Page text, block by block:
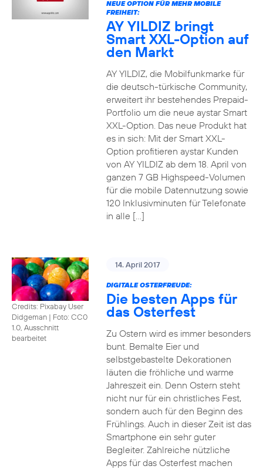
NEUE OPTION FÜR MEHR MOBILE
FREIHEIT:
AY YILDIZ bringt
Smart XXL-Option auf
den Markt
AY YILDIZ, die Mobilfunkmarke für
die deutsch-türkische Community,
erweitert ihr bestehendes Prepaid-
Portfolio um die neue aystar Smart
XXL-Option. Das neue Produkt hat
es in sich: Mit der Smart XXL-
Option profitieren aystar Kunden
von AY YILDIZ ab dem 18. April von
ganzen 7 GB Highspeed-Volumen
für die mobile Datennutzung sowie
120 Inklusivminuten für Telefonate
in alle […]
Credits: Pixabay User
Didgeman | Foto: CC0
1.0, Ausschnitt
bearbeitet
14. April 2017
DIGITALE OSTERFREUDE:
Die besten Apps für
das Osterfest
Zu Ostern wird es immer besonders
bunt. Bemalte Eier und
selbstgebastelte Dekorationen
läuten die fröhliche und warme
Jahreszeit ein. Denn Ostern steht
nicht nur für ein christliches Fest,
sondern auch für den Beginn des
Frühlings. Auch in dieser Zeit ist das
Smartphone ein sehr guter
Begleiter. Zahlreiche nützliche
Apps für das Osterfest machen